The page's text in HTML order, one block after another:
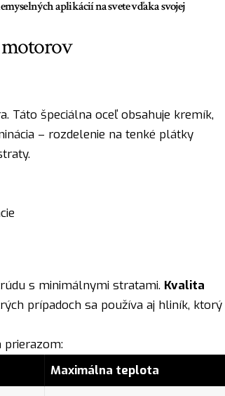
aplikácií na svete vďaka svojej
Táto špeciálna oceľ obsahuje kremík,
– rozdelenie na tenké plátky
s minimálnymi stratami. Kvalita
prípadoch sa používa aj hliník, ktorý
prierazom:
Maximálna teplota